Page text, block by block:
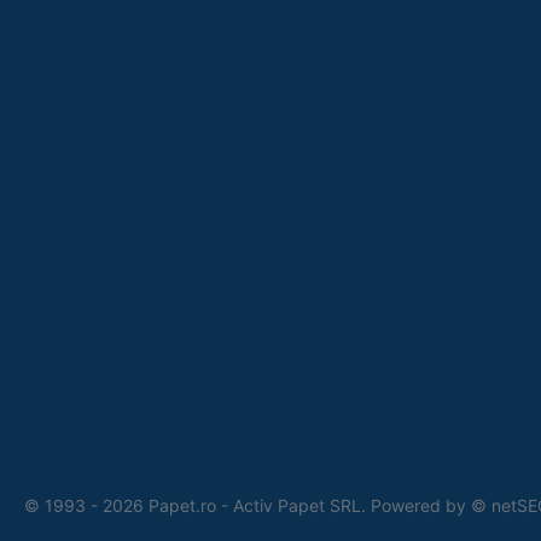
© 1993 - 2026 Papet.ro - Activ Papet SRL. Powered by ©